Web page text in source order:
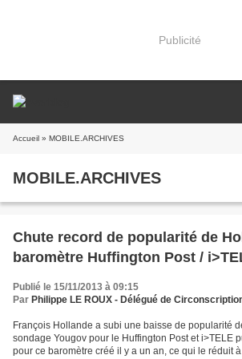
Publicité
Accueil » MOBILE.ARCHIVES
MOBILE.ARCHIVES
Chute record de popularité de
baromètre Huffington Post /
Publié le 15/11/2013 à 09:15
Par Philippe LE ROUX - Délégué de
François Hollande a subi une baisse de popularité
sondage Yougov pour le Huffington Post et i>TELE
pour ce baromètre créé il y a un an, ce qui le réduit